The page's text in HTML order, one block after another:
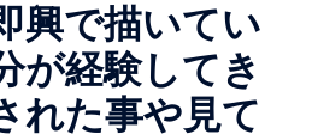
興で描いてい
が経験してき
れた事や見て